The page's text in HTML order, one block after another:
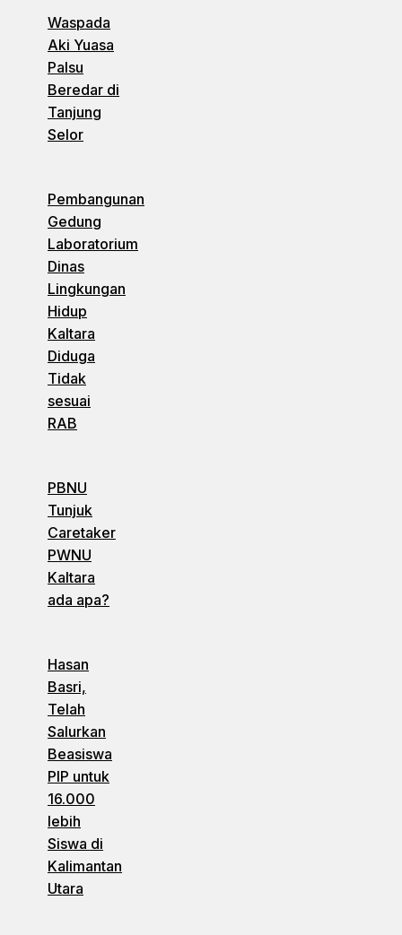
Waspada
Aki Yuasa
Palsu
Beredar di
Tanjung
Selor
Pembangunan
Gedung
Laboratorium
Dinas
Lingkungan
Hidup
Kaltara
Diduga
Tidak
sesuai
RAB
PBNU
Tunjuk
Caretaker
PWNU
Kaltara
ada apa?
Hasan
Basri,
Telah
Salurkan
Beasiswa
PIP untuk
16.000
lebih
Siswa di
Kalimantan
Utara